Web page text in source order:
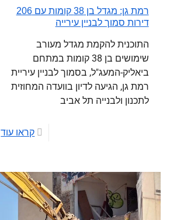
רמת גן: מגדל בן 38 קומות עם 206
דירות סמוך לבניין עירייה
התוכנית להקמת מגדל מעורב
שימושים בן 38 קומות במתחם
ביאליק-המעג"ל, בסמוך לבניין עיריית
רמת גן, הגיעה לדיון בוועדה המחוזית
לתכנון ולבנייה תל אביב
קראו עוד